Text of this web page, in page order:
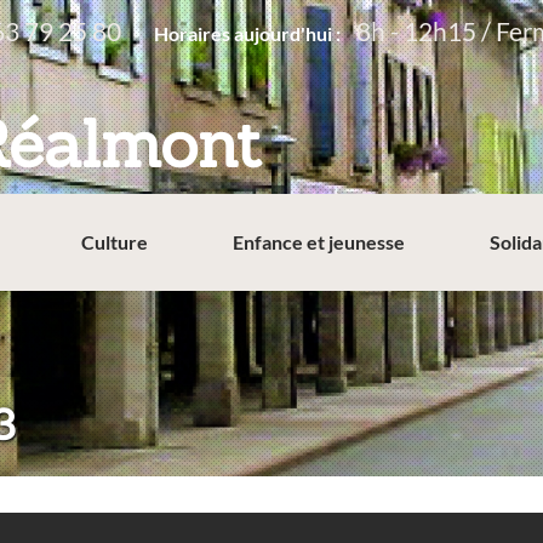
79 25 80 Horaires aujourd'hui : 8h - 12h15 /
Culture Enfance et jeunesse